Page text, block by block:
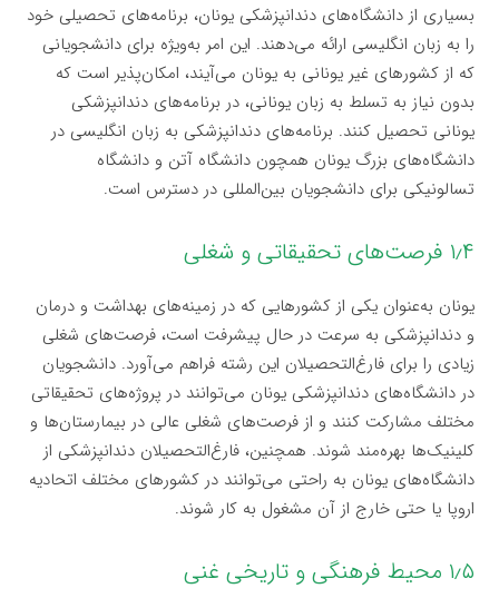
بسیاری از دانشگاه‌های دندانپزشکی یونان، برنامه‌های تحصیلی خود
را به زبان انگلیسی ارائه می‌دهند. این امر به‌ویژه برای دانشجویانی
که از کشورهای غیر یونانی به یونان می‌آیند، امکان‌پذیر است که
بدون نیاز به تسلط به زبان یونانی، در برنامه‌های دندانپزشکی
یونانی تحصیل کنند. برنامه‌های دندانپزشکی به زبان انگلیسی در
دانشگاه‌های بزرگ یونان همچون دانشگاه آتن و دانشگاه
تسالونیکی برای دانشجویان بین‌المللی در دسترس است.
۱٫۴ فرصت‌های تحقیقاتی و شغلی
یونان به‌عنوان یکی از کشورهایی که در زمینه‌های بهداشت و درمان
و دندانپزشکی به سرعت در حال پیشرفت است، فرصت‌های شغلی
زیادی را برای فارغ‌التحصیلان این رشته فراهم می‌آورد. دانشجویان
در دانشگاه‌های دندانپزشکی یونان می‌توانند در پروژه‌های تحقیقاتی
مختلف مشارکت کنند و از فرصت‌های شغلی عالی در بیمارستان‌ها و
کلینیک‌ها بهره‌مند شوند. همچنین، فارغ‌التحصیلان دندانپزشکی از
دانشگاه‌های یونان به راحتی می‌توانند در کشورهای مختلف اتحادیه
اروپا یا حتی خارج از آن مشغول به کار شوند.
۱٫۵ محیط فرهنگی و تاریخی غنی